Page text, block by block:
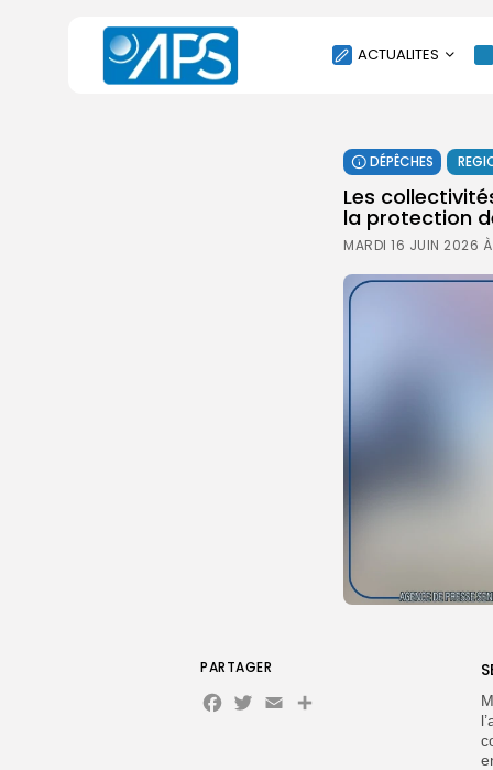
ACTUALITES
SOCIÉTÉ
ÉCONOMIE
CULTURE
ENVIRONNEMENT
DÉPÊCHES
Les
la protection
MARDI 16 JUIN 2026
PARTAGER
Facebook
Twitter
EmailPartager